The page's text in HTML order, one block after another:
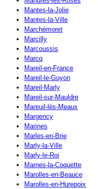
Mantes-la-Jolie
Mantes-la-Ville
Marchémoret
Marcilly
Marcoussis
Marcq
Mareil-en-France
Mareil-le-Guyon
Mareil-Marly
Mareil-sur-Mauldre
Mareuil-lès-Meaux
Margency
Marines
Marles-en-Brie
Marly-la-Ville
Marly-le-Roi
Marnes-la-Coquette
Marolles-en-Beauce
Marolles-en-Hurepoix